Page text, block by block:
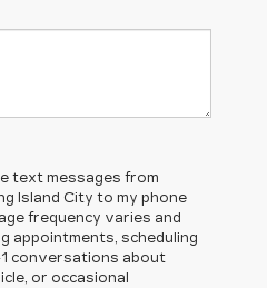
text messages from
Island City to my phone
frequency varies and
appointments, scheduling
conversations about
or occasional